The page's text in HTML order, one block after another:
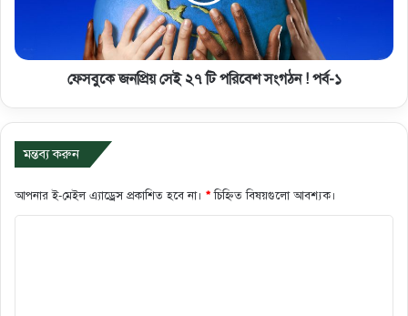
ফেসবুকে জনপ্রিয় সেই ২৭ টি পরিবেশ সংগঠন ! পর্ব-১
মন্তব্য করুন
আপনার ই-মেইল এ্যাড্রেস প্রকাশিত হবে না। *চিহ্নিত বিষয়গুলো আবশ্যক।